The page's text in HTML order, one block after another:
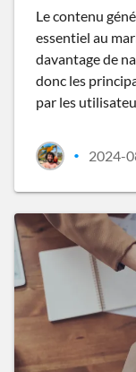
Le contenu
essentiel au
davantage de
donc les
par les
• 2024-